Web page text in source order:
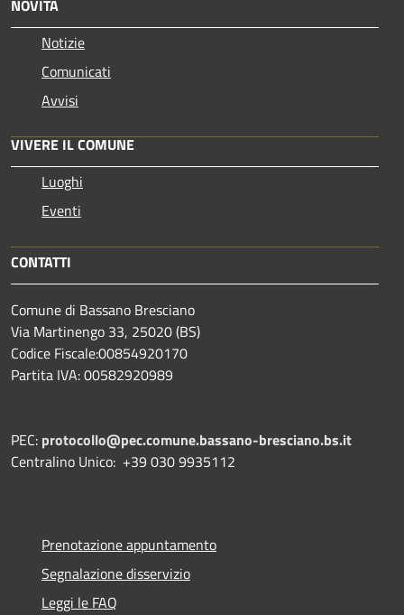
NOVITÀ
Notizie
Comunicati
Avvisi
VIVERE IL COMUNE
Luoghi
Eventi
CONTATTI
Comune di Bassano Bresciano
Via Martinengo 33, 25020 (BS)
Codice Fiscale:00854920170
Partita IVA: 00582920989
PEC: protocollo@pec.comune.bassano-bresciano.bs.it
Centralino Unico: +39 030 9935112
Prenotazione appuntamento
Segnalazione disservizio
Leggi le FAQ